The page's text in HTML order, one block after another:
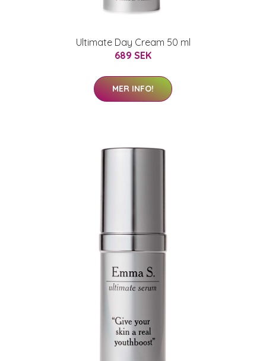
Ultimate Day Cream 50 ml
689 SEK
MER INFO!